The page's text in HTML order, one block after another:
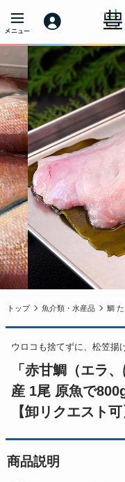
トップ 魚介類・水産品 鯛
ウロコも捨てずに、松笠揚
「赤甘鯛（エラ
産 1尾 原魚で
【卸リクエスト可
商品説明